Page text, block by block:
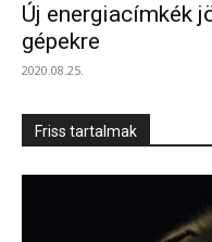
Új energiacímkék
gépekre
2020.08.25.
Friss tartalmak